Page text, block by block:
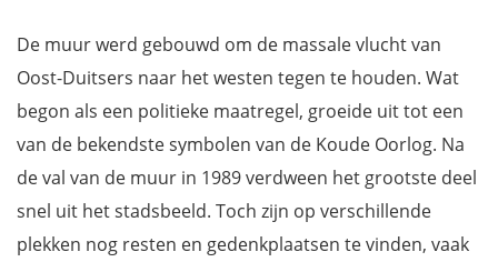
Checkpont Charlie
East Side Gallery
Oberbaumbrücke
Wasserturm
Waar overnachten in Berlijn?
Download je gratis stadswandeling Berlijn
De muur werd gebouwd om de massale vlucht van
Oost-Duitsers naar het westen tegen te houden. Wat
begon als een politieke maatregel, groeide uit tot een
van de bekendste symbolen van de Koude Oorlog. Na
de val van de muur in 1989 verdween het grootste deel
snel uit het stadsbeeld. Toch zijn op verschillende
plekken nog resten en gedenkplaatsen te vinden, vaak